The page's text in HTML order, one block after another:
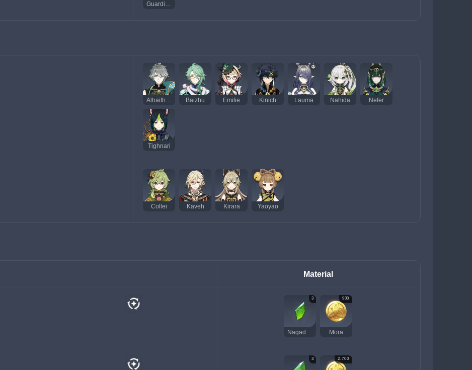
Guardian of Apep's Oasis
Alhaitham Baizhu Emilie Kinich Lauma Nahida Nefer
Tighnari
Collei Kaveh Kirara Yaoyao
Material
3
Nagadus Emerald Fragment
900
Mora
3 2.700